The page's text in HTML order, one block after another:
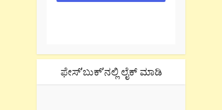
ಫೇಸ್’ಬುಕ್’ನಲ್ಲಿ ಲೈಕ್ ಮಾಡಿ